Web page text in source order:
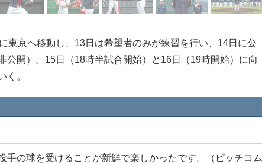
東京へ移動し、13日は希望者のみが練習を行い、14日に公
公開）。15日（18時半試合開始）と16日（19時開始）に向
く。
手の球を受けることが新鮮で楽しかったです。（ピッチコム